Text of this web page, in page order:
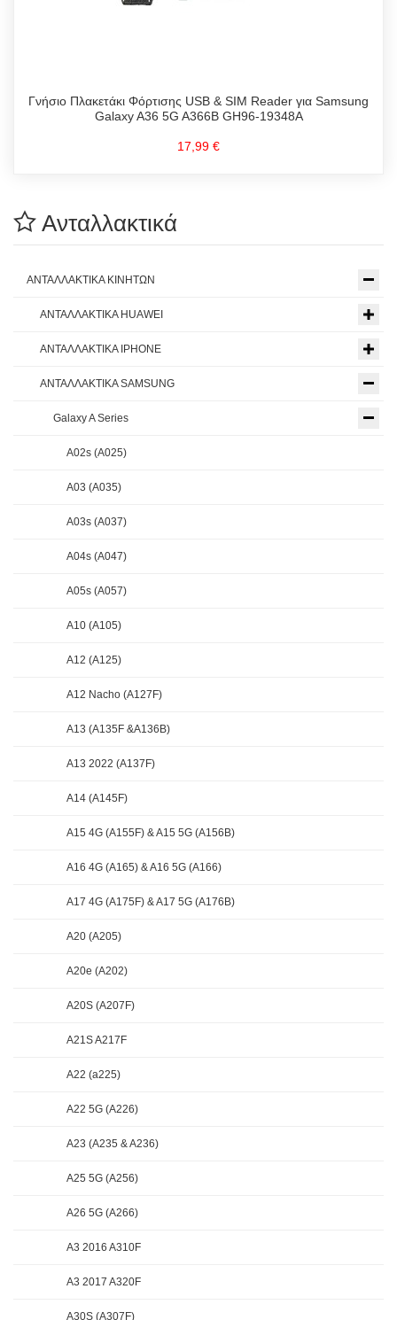
Γνήσιο Πλακετάκι Φόρτισης USB & SIM Reader για Samsung
Galaxy A36 5G A366B GH96-19348A
17,99 €
Ανταλλακτικά
ΑΝΤΑΛΛΑΚΤΙΚΑ ΚΙΝΗΤΩΝ
ΑΝΤΑΛΛΑΚΤΙΚΑ HUAWEI
ΑΝΤΑΛΛΑΚΤΙΚΑ IPHONE
ΑΝΤΑΛΛΑΚΤΙΚΑ SAMSUNG
Galaxy A Series
A02s (A025)
A03 (A035)
A03s (A037)
A04s (A047)
A05s (A057)
A10 (A105)
A12 (A125)
A12 Nacho (A127F)
A13 (A135F &A136B)
A13 2022 (A137F)
A14 (A145F)
A15 4G (A155F) & A15 5G (A156B)
A16 4G (A165) & A16 5G (A166)
A17 4G (A175F) & A17 5G (A176B)
A20 (A205)
A20e (A202)
A20S (A207F)
A21S A217F
A22 (a225)
A22 5G (A226)
A23 (A235 & A236)
A25 5G (A256)
A26 5G (A266)
A3 2016 A310F
A3 2017 A320F
A30S (A307F)